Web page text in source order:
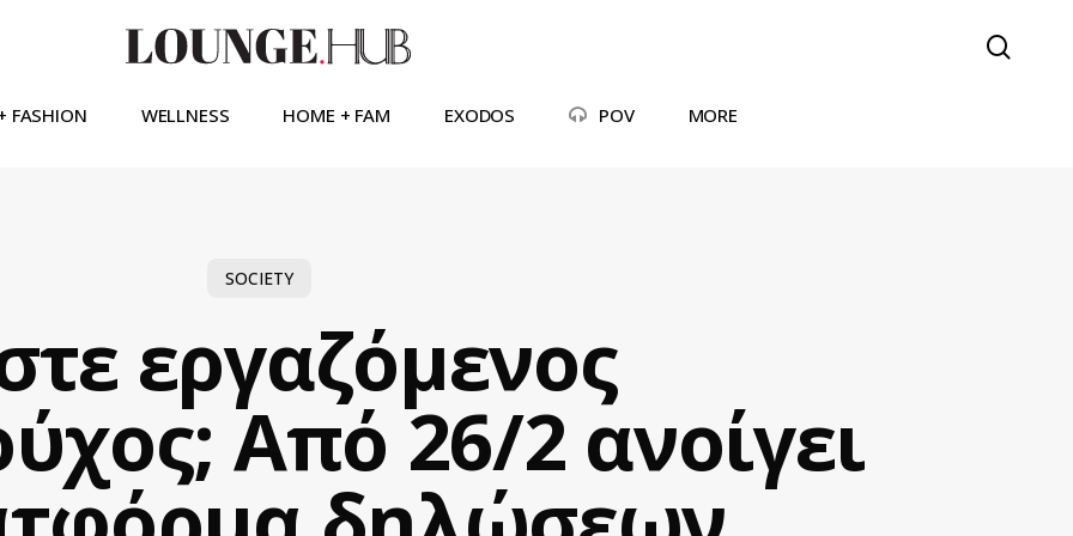
FASHION WELLNESS HOME + FAM EXODOS POV MORE
SOCIETY
εργαζόμενος
Από 26/2 ανοίγει